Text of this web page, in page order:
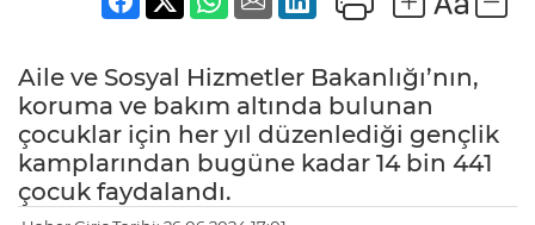
Aile ve Sosyal Hizmetler Bakanlığı’nın,
koruma ve bakım altında bulunan
çocuklar için her yıl düzenlediği gençlik
kamplarından bugüne kadar 14 bin 441
çocuk faydalandı.